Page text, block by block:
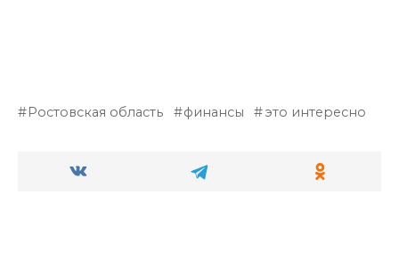
Ростовская область финансы это интересно